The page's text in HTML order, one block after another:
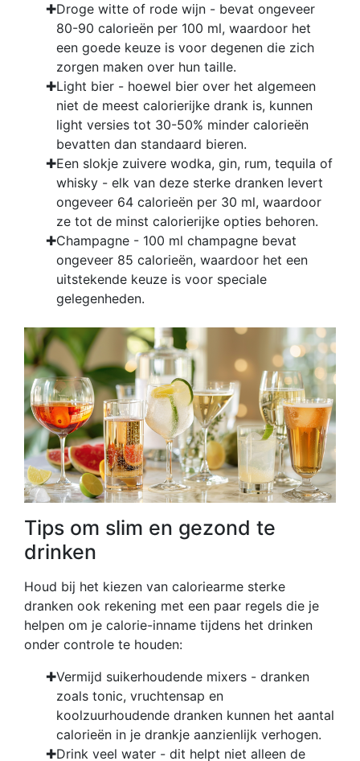
Droge witte of rode wijn - bevat ongeveer
80-90 calorieën per 100 ml, waardoor het
een goede keuze is voor degenen die zich
zorgen maken over hun taille.
Light bier - hoewel bier over het algemeen
niet de meest calorierijke drank is, kunnen
light versies tot 30-50% minder calorieën
bevatten dan standaard bieren.
Een slokje zuivere wodka, gin, rum, tequila of
whisky - elk van deze sterke dranken levert
ongeveer 64 calorieën per 30 ml, waardoor
ze tot de minst calorierijke opties behoren.
Champagne - 100 ml champagne bevat
ongeveer 85 calorieën, waardoor het een
uitstekende keuze is voor speciale
gelegenheden.
Tips om slim en gezond te
drinken
Houd bij het kiezen van caloriearme sterke
dranken ook rekening met een paar regels die je
helpen om je calorie-inname tijdens het drinken
onder controle te houden:
Vermijd suikerhoudende mixers - dranken
zoals tonic, vruchtensap en
koolzuurhoudende dranken kunnen het aantal
calorieën in je drankje aanzienlijk verhogen.
Drink veel water - dit helpt niet alleen de